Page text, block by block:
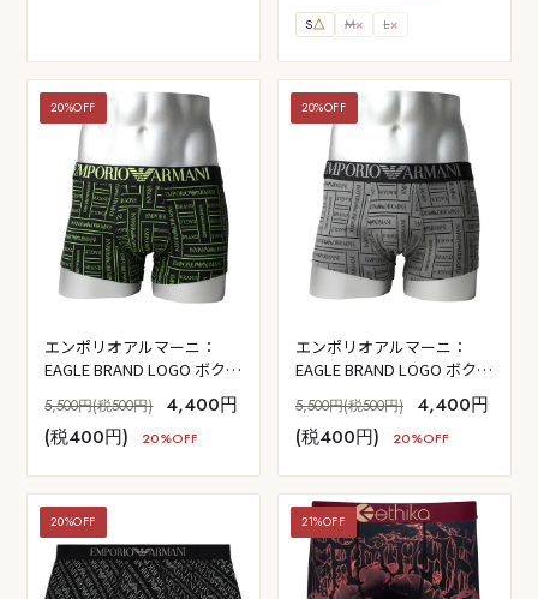
S△ M× L×
20%OFF
エンポリオアルマーニ：
EAGLE BRAND LOGO ボクサ
5,500円(税500円)
4,400円
(税400円)
20%OFF
20%OFF
エンポリオアルマーニ：
EAGLE BRAND LOGO ボクサ
5,500円(税500円)
4,400円
(税400円)
20%OFF
20%OFF 21%OFF